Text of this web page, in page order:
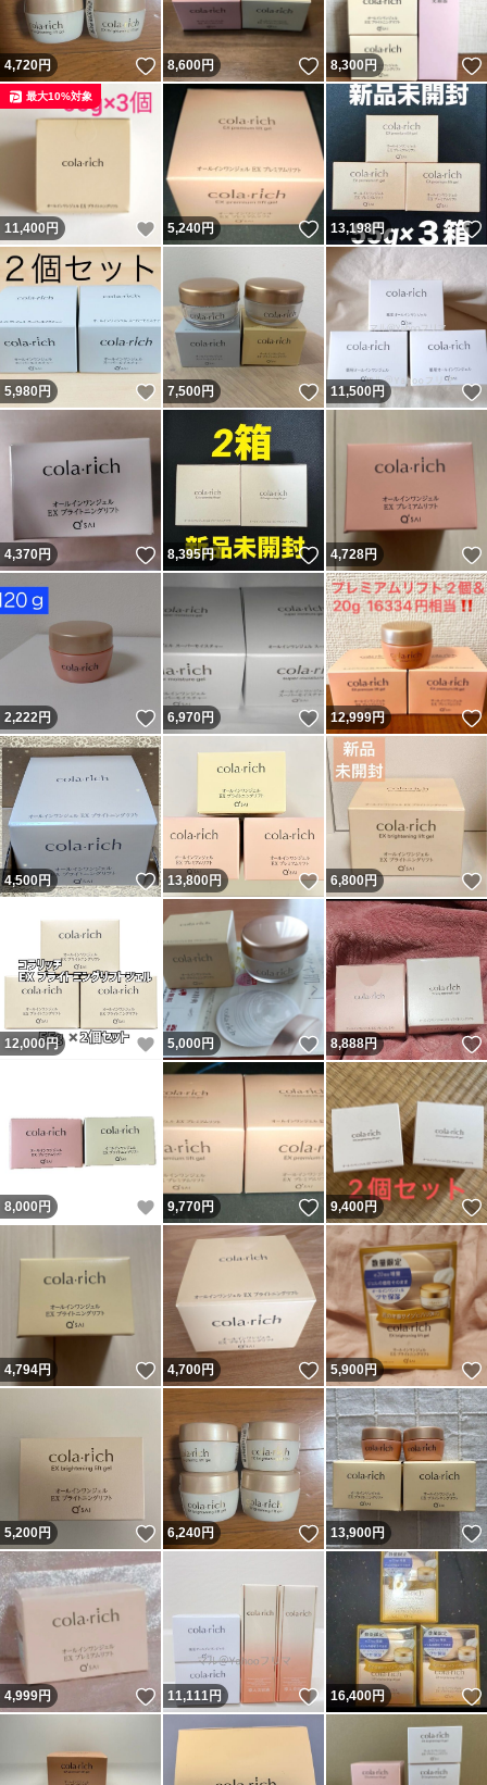
4,720円 いいね！
8,600円 いいね！
8,300円
11,400円 いいね！
最大10%対象
5,240円 いいね！
13,198円
5,980円 いいね！
7,500円 いいね！
11,500円
4,370円 いいね！
8,395円 いいね！
4,728円
2,222円 いいね！
6,970円 いいね！
12,999円
4,500円 いいね！
13,800円 いいね！
6,800円
12,000円 いいね！
5,000円 いいね！
8,888円
8,000 円 いいね！
9,770円 いいね！
9,400円
4,794円 いいね！
4,700円 いいね！
5,900円
5,200円 いいね！
6,240円 いいね！
13,900円
4,999円 いいね！
11,111円 いいね！
16,400円